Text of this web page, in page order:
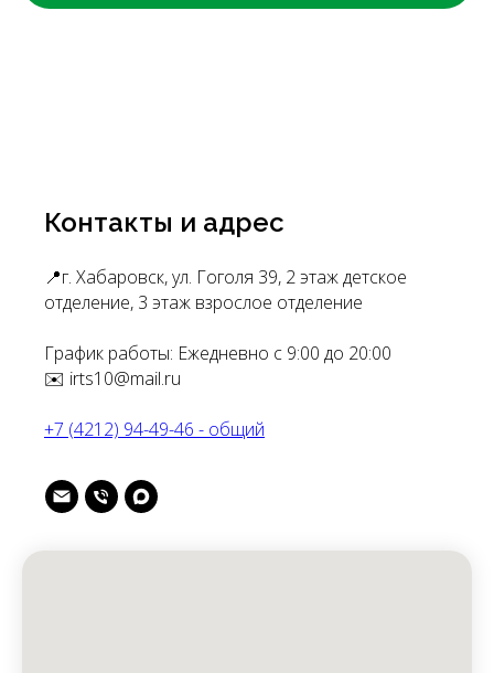
Контакты и адрес
📍г. Хабаровск, ул. Гоголя 39, 2 этаж детское
отделение, 3 этаж взрослое отделение
График работы: Ежедневно с 9:00 до 20:00
✉️ irts10@mail.ru
+7 (4212) 94-49-46 - общий